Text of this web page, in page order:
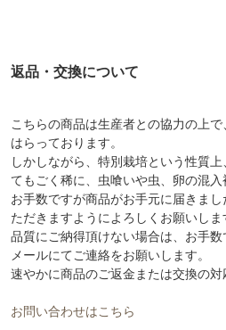
返品・交換について
こちらの商品は生産者との協力の上
はらっております。
しかしながら、特別栽培という性質
てもごく稀に、虫喰いや虫、卵の混入
お手数ですが商品がお手元に届きま
ただきますようによろしくお願いしま
品質にご納得頂けない場合は、お手数
メールにてご連絡をお願いします。
速やかに商品のご返金または交換の対
お問い合わせはこちら